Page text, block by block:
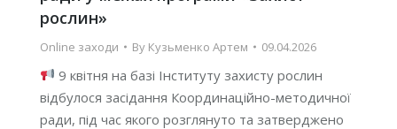
рослин»
Online заходи By Кузьменко Артем 09.04.2026
9 квітня на базі Інституту захисту рослин
відбулося засідання Координаційно-методичної
ради, під час якого розглянуто та затверджено